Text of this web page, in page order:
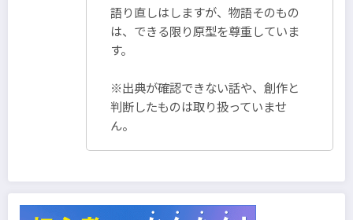
語り直しはしますが、物語そのもの
は、できる限り原型を尊重していま
す。
※出典が確認できない話や、創作と
判断したものは取り扱っていませ
ん。